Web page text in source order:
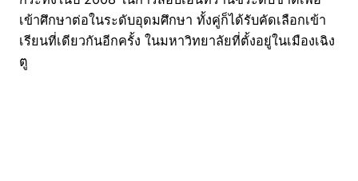
เข้าศึกษาต่อในระดับอุดมศึกษา ทั้งคู่ก็ได้รับคัดเลือกเข้า
เรียนที่เดียวกันอีกครั้ง ในมหาวิทยาลัยที่ตั้งอยู่ในเมืองเฉิง
ตู